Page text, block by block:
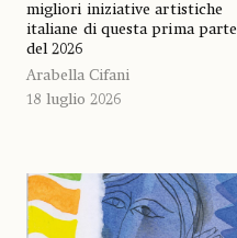
migliori iniziative artistiche
italiane di questa prima parte
del 2026
Arabella Cifani
18 luglio 2026